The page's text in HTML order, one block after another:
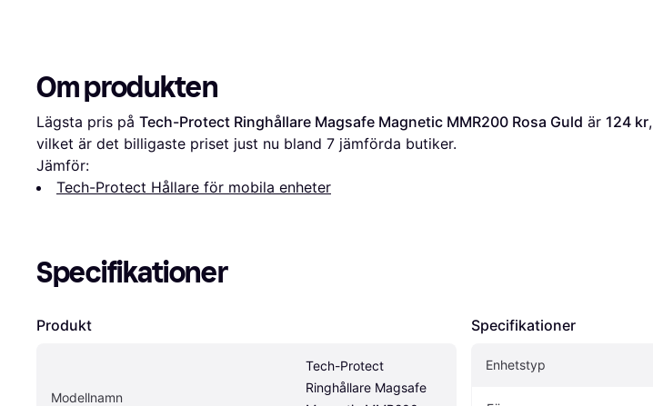
Om produkten
Lägsta pris på Tech-Protect Ringhållare Magsafe Magnetic MMR200 Rosa Guld är 124 kr,
vilket är det billigaste priset just nu bland 7 jämförda butiker.
Jämför:
Tech-Protect Hållare för mobila enheter
Specifikationer
Produkt
Modellnamn
Tech-Protect
Ringhållare Magsafe
Specifikationer
Enhetstyp